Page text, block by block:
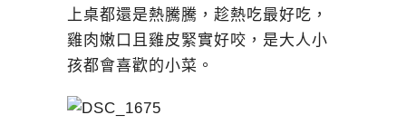
上桌都還是熱騰騰，趁熱吃最好吃，
雞肉嫩口且雞皮緊實好咬，是大人小
孩都會喜歡的小菜。